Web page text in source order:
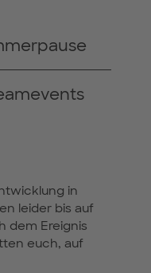
in
leider bis auf
dem Ereignis
euch, auf